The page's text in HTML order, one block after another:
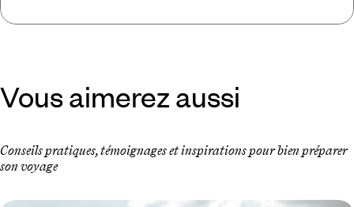
Vous aimerez aussi
Conseils pratiques, témoignages et inspirations pour bien préparer
son voyage